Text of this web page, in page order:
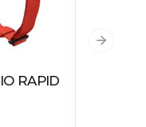
RAPID